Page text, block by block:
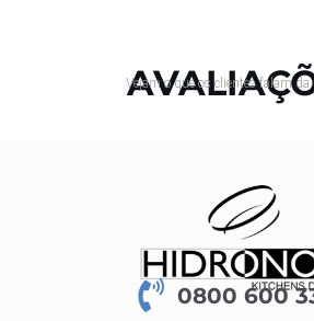
Vejam o que os clientes falam
0800 600